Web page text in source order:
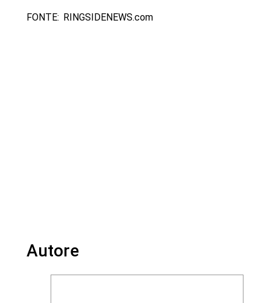
FONTE: RINGSIDENEWS.com
Autore